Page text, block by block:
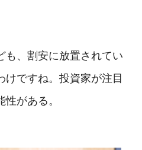
も、割安に放置されてい
けですね。投資家が注目
がある。